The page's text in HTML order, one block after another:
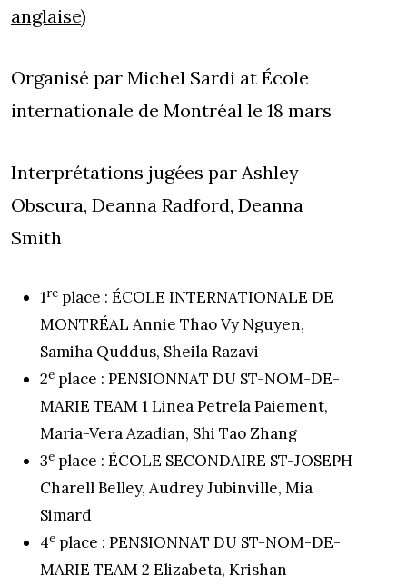
anglaise)
Organisé par Michel Sardi at École
internationale de Montréal le 18 mars
Interprétations jugées par Ashley
Obscura, Deanna Radford, Deanna
Smith
1re place : ÉCOLE INTERNATIONALE DE
MONTRÉAL Annie Thao Vy Nguyen,
Samiha Quddus, Sheila Razavi
2e place : PENSIONNAT DU ST-NOM-DE-
MARIE TEAM 1 Linea Petrela Paiement,
Maria-Vera Azadian, Shi Tao Zhang
3e place : ÉCOLE SECONDAIRE ST-JOSEPH
Charell Belley, Audrey Jubinville, Mia
Simard
4e place : PENSIONNAT DU ST-NOM-DE-
MARIE TEAM 2 Elizabeta, Krishan